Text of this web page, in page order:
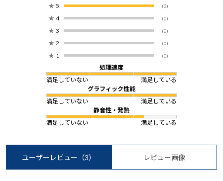
★ 5 (3)
★ 4 (0)
★ 3 (0)
★ 2 (0)
★ 1 (0)
処理速度
満足していない
満足している
グラフィック性能
満足していない
満足している
静音性・発熱
満足していない
満足している
ユーザーレビュー （3） レビュー画像